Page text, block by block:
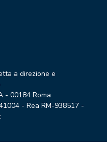
a direzione e
- 00184 Roma
- Rea RM-938517 -